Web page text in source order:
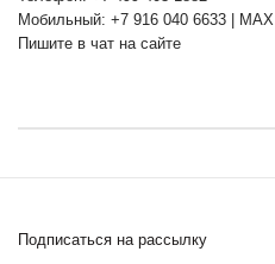
Мобильный: +7 916 040 6633 | MAX
Пишите в чат на сайте
Подписаться на рассылку